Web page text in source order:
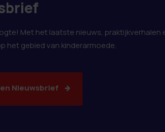
Met het laatste nieuws, praktijkverhalen
het gebied van kinderarmoede.
Nieuwsbrief